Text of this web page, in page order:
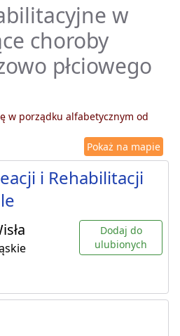
w
choroby
płciowego
w porządku alfabetycznym od
Pokaż na mapie
i Rehabilitacji
Dodaj do
ulubionych